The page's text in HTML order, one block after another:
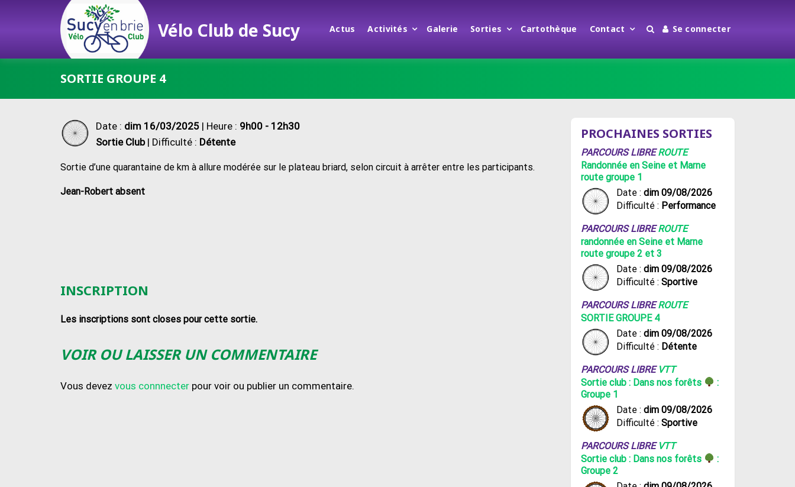
Vélo Club de Sucy Actus Activités Galerie Sorties Cartothèque Contact Se connecter
SORTIE GROUPE 4
Date : dim 16/03/2025 | Heure : 9h00 - 12h30
Sortie Club| Difficulté : Détente
Sortie d’une quarantaine de km à allure modérée sur le plateau briard, selon circuit à arrêter entre les participants.
Jean-Robert absent
INSCRIPTION
Les inscriptions sont closes pour cette sortie.
VOIR OU LAISSER UN COMMENTAIRE
Vous devez vous connnecter pour voir ou publier un commentaire.
PROCHAINES SORTIES
PARCOURS LIBREROUTE
Randonnée en Seine et Marne
route groupe 1
Date : dim 09/08/2026
Difficulté : Performance
PARCOURS LIBREROUTE
randonnée en Seine et Marne
route groupe 2 et 3
Date : dim 09/08/2026
Difficulté : Sportive
PARCOURS LIBREROUTE
SORTIE GROUPE 4
Date : dim 09/08/2026
Difficulté : Détente
PARCOURS LIBRE VTT
Sortie club : Dans nos forêts
:
Groupe 1
Date : dim 09/08/2026
Difficulté : Sportive
PARCOURS LIBRE VTT
Sortie club : Dans nos forêts
:
Groupe 2